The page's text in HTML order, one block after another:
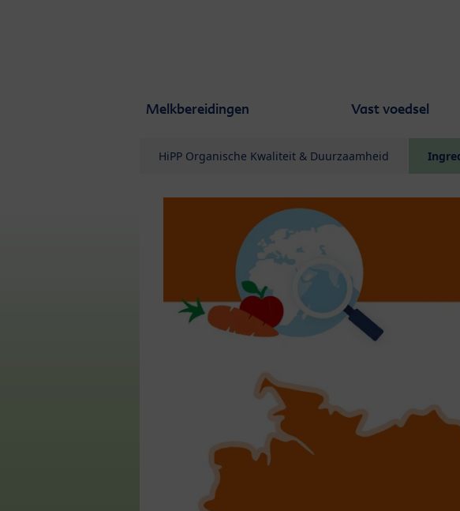
Melkbereidingen Vast voedsel
HiPP Organische Kwaliteit & Duurzaamheid